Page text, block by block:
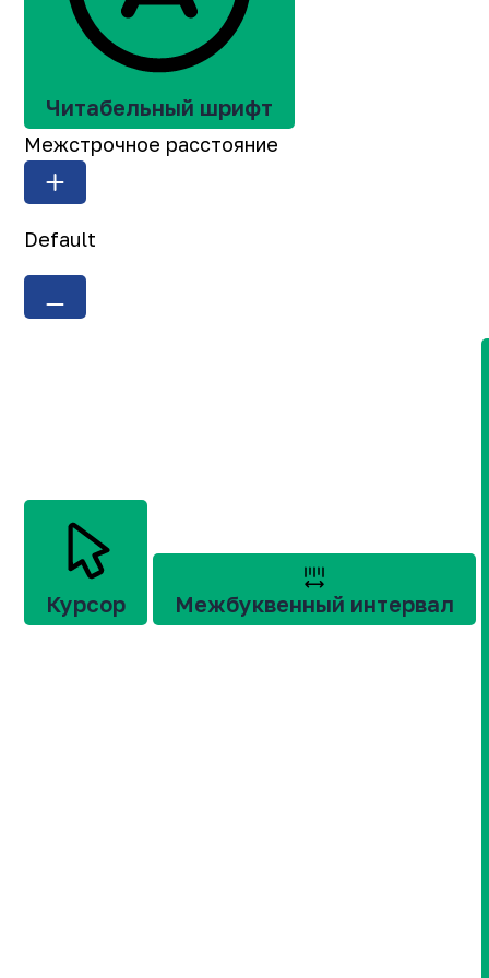
Читабельный шрифт
Межстрочное расстояние
Default
Курсор Межбуквенный интервал